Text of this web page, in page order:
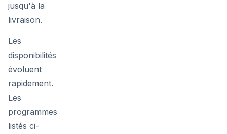
jusqu'à la
livraison.
Les
disponibilités
évoluent
rapidement.
Les
programmes
listés ci-